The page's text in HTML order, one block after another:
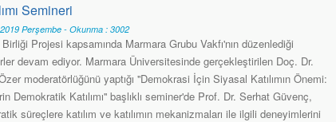
Semineri
Perşembe - Okunma : 3002
Projesi kapsamında Marmara Grubu Vakfı'nın düzenlediği
devam ediyor. Marmara Üniversitesinde gerçekleştirilen Doç. Dr.
moderatörlüğünü yaptığı ''Demokrasi İçin Siyasal Katılımın Önemi:
Demokratik Katılımı'' başlıklı seminer'de Prof. Dr. Serhat Güvenç,
süreçlere katılım ve katılımın mekanizmaları ile ilgili deneyimlerini